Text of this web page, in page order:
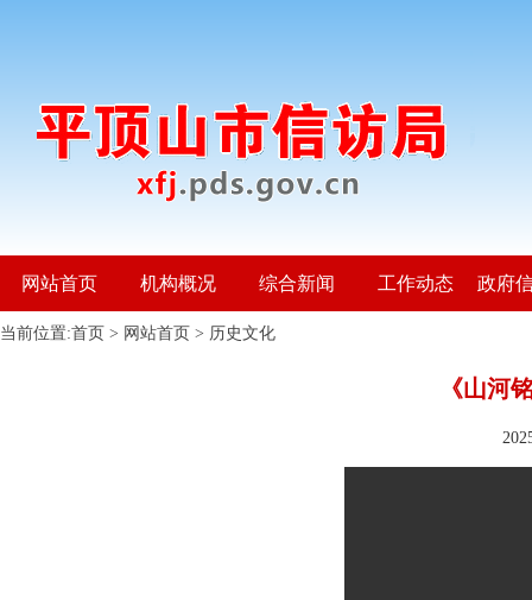
网站首页 机构概况 综合新闻 工作动态 政府
当前位置:首页 > 网站首页 > 历史文化
《山河